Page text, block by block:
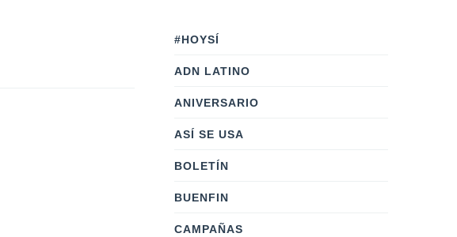
#HOYSÍ
ADN LATINO
ANIVERSARIO
ASÍ SE USA
BOLETÍN
BUENFIN
CAMPAÑAS